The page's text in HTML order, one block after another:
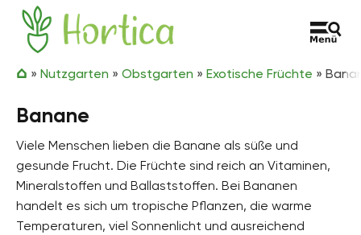
Zum Inhalt springen
Hortica
» Nutzgarten » Obstgarten » Exotische Früchte »
Banane
Viele Menschen lieben die Banane als süße und
gesunde Frucht. Die Früchte sind reich an Vitaminen,
Mineralstoffen und Ballaststoffen. Bei Bananen
handelt es sich um tropische Pflanzen, die warme
Temperaturen, viel Sonnenlicht und ausreichend